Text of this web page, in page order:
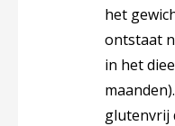
het
ontstaat
in het
glutenvrij